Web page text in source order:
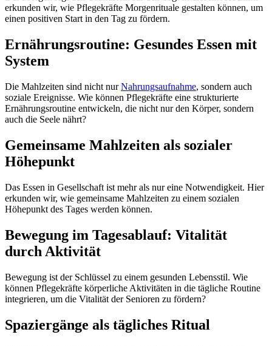
erkunden wir, wie Pflegekräfte Morgenrituale gestalten können, um
einen positiven Start in den Tag zu fördern.
Ernährungsroutine: Gesundes Essen mit
System
Die Mahlzeiten sind nicht nurNahrungsaufnahme, sondern auch
soziale Ereignisse. Wie können Pflegekräfte eine strukturierte
Ernährungsroutine entwickeln, die nicht nur den Körper, sondern
auch die Seele nährt?
Gemeinsame Mahlzeiten als sozialer
Höhepunkt
Das Essen in Gesellschaft ist mehr als nur eine Notwendigkeit. Hier
erkunden wir, wie gemeinsame Mahlzeiten zu einem sozialen
Höhepunkt des Tages werden können.
Bewegung im Tagesablauf: Vitalität
durch Aktivität
Bewegung ist der Schlüssel zu einem gesunden Lebensstil. Wie
können Pflegekräfte körperliche Aktivitäten in die tägliche Routine
integrieren, um die Vitalität der Senioren zu fördern?
Spaziergänge als tägliches Ritual